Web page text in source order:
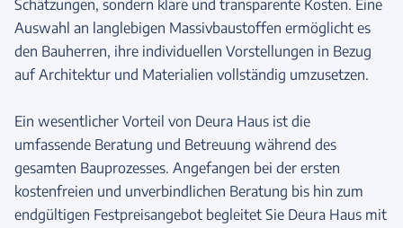
Schätzungen, sondern klare und transparente Kosten. Eine
Auswahl an langlebigen Massivbaustoffen ermöglicht es
den Bauherren, ihre individuellen Vorstellungen in Bezug
auf Architektur und Materialien vollständig umzusetzen.
Ein wesentlicher Vorteil von Deura Haus ist die
umfassende Beratung und Betreuung während des
gesamten Bauprozesses. Angefangen bei der ersten
kostenfreien und unverbindlichen Beratung bis hin zum
endgültigen Festpreisangebot begleitet Sie Deura Haus mit